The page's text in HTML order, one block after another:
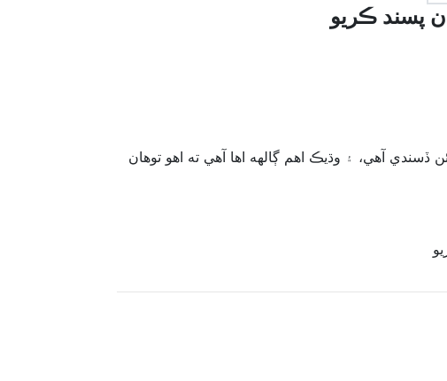
ڏسندي آهي، ۽ وڌيڪ اهم ڳالهه اها آهي ته اهو توهان